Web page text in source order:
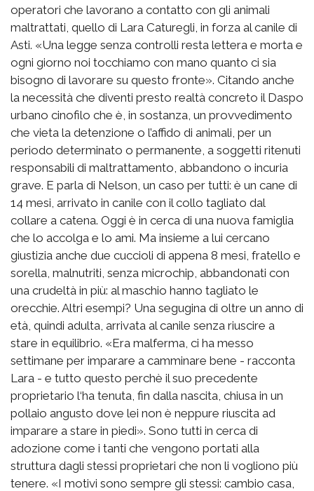
operatori che lavorano a contatto con gli animali
maltrattati, quello di Lara Caturegli, in forza al canile di
Asti. «Una legge senza controlli resta lettera e morta e
ogni giorno noi tocchiamo con mano quanto ci sia
bisogno di lavorare su questo fronte». Citando anche
la necessità che diventi presto realtà concreto il Daspo
urbano cinofilo che è, in sostanza, un provvedimento
che vieta la detenzione o l’affido di animali, per un
periodo determinato o permanente, a soggetti ritenuti
responsabili di maltrattamento, abbandono o incuria
grave. E parla di Nelson, un caso per tutti: è un cane di
14 mesi, arrivato in canile con il collo tagliato dal
collare a catena. Oggi è in cerca di una nuova famiglia
che lo accolga e lo ami. Ma insieme a lui cercano
giustizia anche due cuccioli di appena 8 mesi, fratello e
sorella, malnutriti, senza microchip, abbandonati con
una crudeltà in più: al maschio hanno tagliato le
orecchie. Altri esempi? Una segugina di oltre un anno di
età, quindi adulta, arrivata al canile senza riuscire a
stare in equilibrio. «Era malferma, ci ha messo
settimane per imparare a camminare bene - racconta
Lara - e tutto questo perchè il suo precedente
proprietario l‘ha tenuta, fin dalla nascita, chiusa in un
pollaio angusto dove lei non è neppure riuscita ad
imparare a stare in piedi». Sono tutti in cerca di
adozione come i tanti che vengono portati alla
struttura dagli stessi proprietari che non li vogliono più
tenere. «I motivi sono sempre gli stessi: cambio casa,